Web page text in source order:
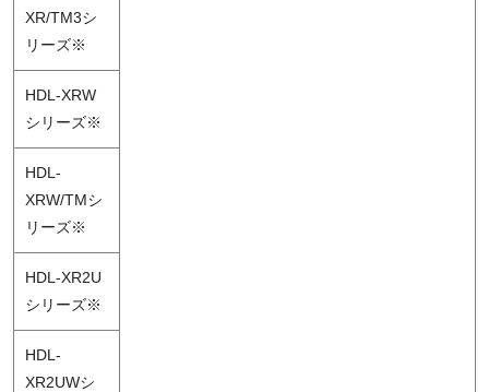
XR/TM3シ
リーズ※
HDL-XRW
シリーズ※
HDL-
XRW/TMシ
リーズ※
HDL-XR2U
シリーズ※
HDL-
XR2UWシ